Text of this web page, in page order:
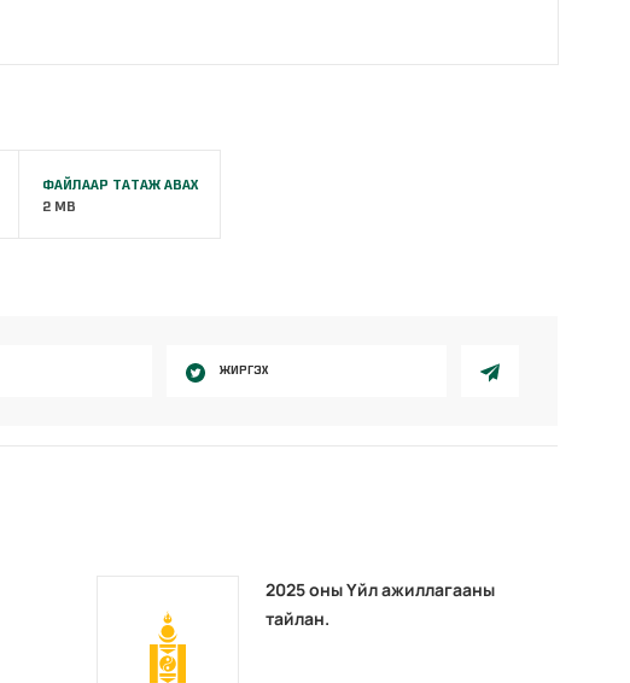
ФАЙЛААР ТАТАЖ АВАХ
2 MB
ЖИРГЭХ
2025 оны Үйл ажиллагааны
тайлан.